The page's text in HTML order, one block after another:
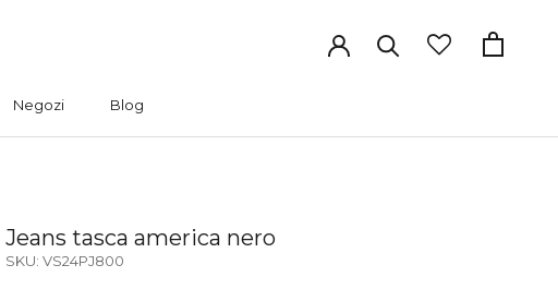
Negozi
Blog
Jeans tasca america nero
SKU: VS24PJ800